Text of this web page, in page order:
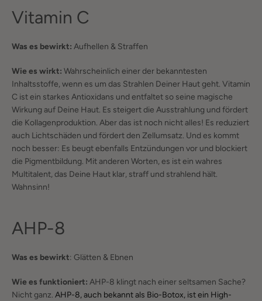
Vitamin C
Was es bewirkt: Aufhellen & Straffen
Wie es wirkt: Wahrscheinlich einer der bekanntesten
Inhaltsstoffe, wenn es um das Strahlen Deiner Haut geht. Vitamin
C ist ein starkes Antioxidans und entfaltet so seine magische
Wirkung auf Deine Haut. Es steigert die Ausstrahlung und fördert
die Kollagenproduktion. Aber das ist noch nicht alles! Es reduziert
auch Lichtschäden und fördert den Zellumsatz. Und es kommt
noch besser: Es beugt ebenfalls Entzündungen vor und blockiert
die Pigmentbildung. Mit anderen Worten, es ist ein wahres
Multitalent, das Deine Haut klar, straff und strahlend hält.
Wahnsinn!
AHP-8
Was es bewirkt: Glätten & Ebnen
Wie es funktioniert: AHP-8 klingt nach einer seltsamen Sache?
Nicht ganz. AHP-8, auch bekannt als Bio-Botox, ist ein High-